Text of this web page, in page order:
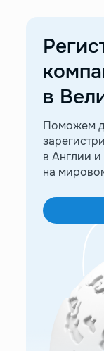
в
Поможем
в Англии и
на